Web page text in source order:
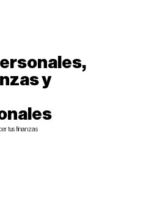
y
tus finanzas